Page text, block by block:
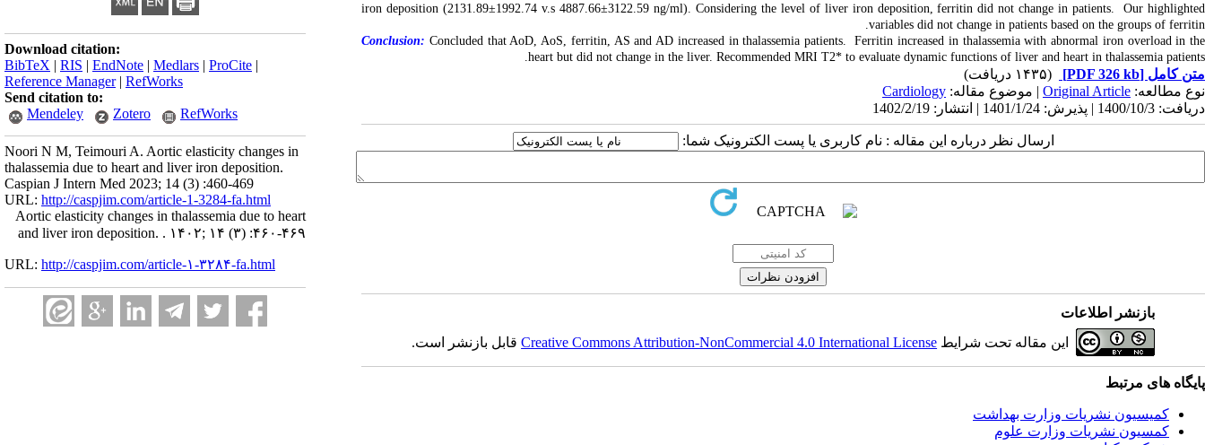
Download citation:
BibTeX | RIS | EndNote | Medlars | ProCite |
Reference Manager| RefWorks
Send citation to:
Mendeley
Zotero RefWorks
Noori N M, Teimouri A. Aortic elasticity changes in
thalassemia due to heart and liver iron deposition.
Caspian J Intern Med 2023; 14 (3) :460-469
URL: http://caspjim.com/article-1-3284-fa.html
Aortic elasticity changes in thalassemia due to heart
and liver iron deposition. . ۱۴۰۲; ۱۴ (۳) :۴۶۰-۴۶۹
URL: http://caspjim.com/article-۱-۳۲۸۴-fa.html
iron deposition (2131.89±1992.74 v.s 4887.66±3122.59 ng/ml). Considering the level of liver iron deposition, ferritin did not change in patients. Our highlighted
variables did not change in patients based on the groups of ferritin.
Conclusion: Concluded that AoD, AoS, ferritin, AS and AD increased in thalassemia patients. Ferritin increased in thalassemia with abnormal iron overload in the
heart but did not change in the liver. Recommended MRI T2* to evaluate dynamic functions of liver and heart in thalassemia patients.
متن کامل [PDF 326 kb]
(۱۴۳۵ دریافت)
نوع مطالعه: Original Article | موضوع مقاله: Cardiology
دریافت: 1400/10/3 | پذیرش: 1401/1/24 | انتشار: 1402/2/19
ارسال نظر درباره این مقاله : نام کاربری یا پست الکترونیک شما:
بازنشر اطلاعات
این مقاله تحت شرایط Creative Commons Attribution-NonCommercial 4.0 International Licenseقابل بازنشر است.
پایگاه های مرتبط
کمیسیون نشریات وزارت بهداشت
کمسیون نشریات وزارت علوم